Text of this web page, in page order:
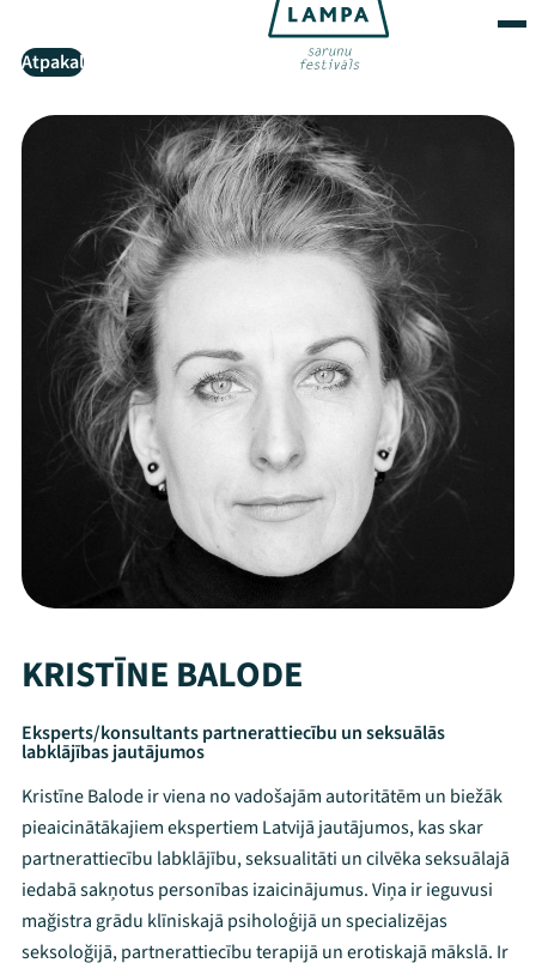
Atpakaļ
KRISTĪNE BALODE
Eksperts/konsultants partnerattiecību un seksuālās
labklājības jautājumos
Kristīne Balode ir viena no vadošajām autoritātēm un biežāk
pieaicinātākajiem ekspertiem Latvijā jautājumos, kas skar
partnerattiecību labklājību, seksualitāti un cilvēka seksuālajā
iedabā sakņotus personības izaicinājumus. Viņa ir ieguvusi
mağistra grādu klīniskajā psiholoģijā un specializējas
seksoloğijā, partnerattiecību terapijā un erotiskajā mākslā. Ir